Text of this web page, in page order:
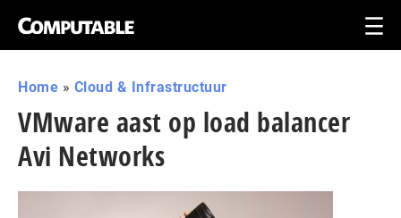
Home » Cloud & Infrastructuur
VMware aast op load balancer
Avi Networks